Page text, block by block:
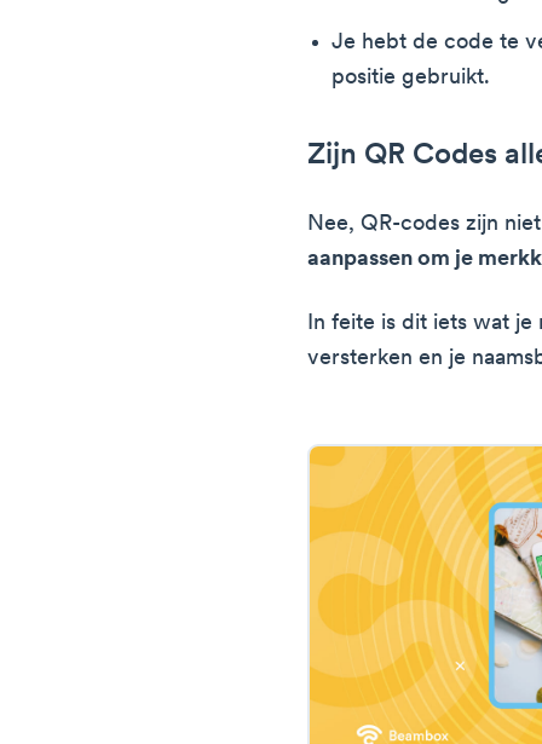
Je hebt de code te
positie gebruikt.
Zijn QR Codes
Nee, QR-codes zijn
aanpassen om je
In feite is dit iets wat je
versterken en je